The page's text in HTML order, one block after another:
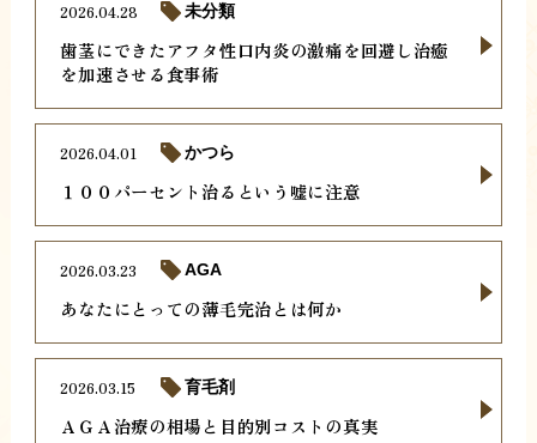
歯茎にできたアフタ性口内炎の激痛を回避し治癒
を加速させる食事術
2026.04.28 未分類
１００パーセント治るという嘘に注意
2026.04.01 かつら
あなたにとっての薄毛完治とは何か
2026.03.23 AGA
ＡＧＡ治療の相場と目的別コストの真実
2026.03.15 育毛剤